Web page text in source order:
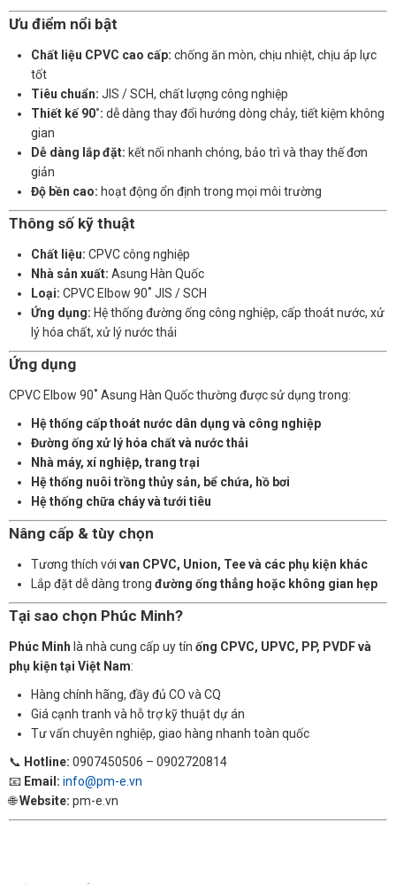
Ưu điểm nổi bật
Chất liệu CPVC cao cấp: chống ăn mòn, chịu nhiệt, chịu áp lực
tốt
Tiêu chuẩn: JIS / SCH, chất lượng công nghiệp
Thiết kế 90˚: dễ dàng thay đổi hướng dòng chảy, tiết kiệm không
gian
Dễ dàng lắp đặt: kết nối nhanh chóng, bảo trì và thay thế đơn
giản
Độ bền cao: hoạt động ổn định trong mọi môi trường
Thông số kỹ thuật
Chất liệu: CPVC công nghiệp
Nhà sản xuất: Asung Hàn Quốc
Loại: CPVC Elbow 90˚ JIS / SCH
Ứng dụng: Hệ thống đường ống công nghiệp, cấp thoát nước, xử
lý hóa chất, xử lý nước thải
Ứng dụng
CPVC Elbow 90˚ Asung Hàn Quốc thường được sử dụng trong:
Hệ thống cấp thoát nước dân dụng và công nghiệp
Đường ống xử lý hóa chất và nước thải
Nhà máy, xí nghiệp, trang trại
Hệ thống nuôi trồng thủy sản, bể chứa, hồ bơi
Hệ thống chữa cháy và tưới tiêu
Nâng cấp & tùy chọn
Tương thích với van CPVC, Union, Tee và các phụ kiện khác
Lắp đặt dễ dàng trong đường ống thẳng hoặc không gian hẹp
Tại sao chọn Phúc Minh?
Phúc Minh là nhà cung cấp uy tín ống CPVC, UPVC, PP, PVDF và
phụ kiện tại Việt Nam:
Hàng chính hãng, đầy đủ CO và CQ
Giá cạnh tranh và hỗ trợ kỹ thuật dự án
Tư vấn chuyên nghiệp, giao hàng nhanh toàn quốc
📞 Hotline: 0907450506 – 0902720814
📧 Email: info@pm-e.vn
🌐Website: pm-e.vn